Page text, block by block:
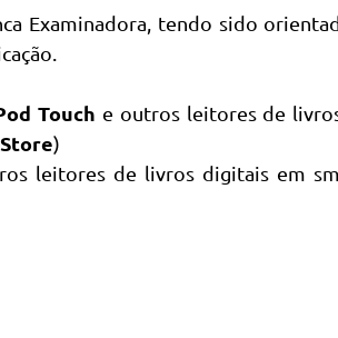
Examinadora, tendo sido
Touch e outros leitores de
)
leitores de livros digitais em